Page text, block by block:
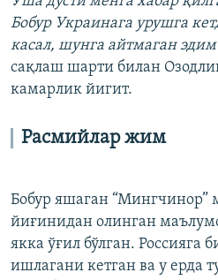
Бобур Украинага урушга
касал, шунга айтмаган
сақлаш шарти билан
камарлик йигит.
Расмийлар жим
Бобур яшаган “Мингчинор”
йиғинидан олинган
якка ўғил бўлган. Россияга
ишлагани кетган ва у ерда